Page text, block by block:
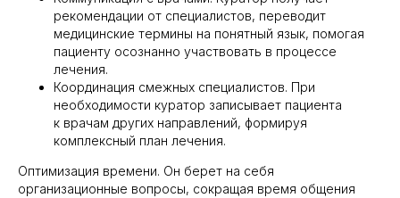
рекомендации от специалистов, переводит
медицинские термины на понятный язык, помогая
пациенту осознанно участвовать в процессе
лечения.
Координация смежных специалистов. При
необходимости куратор записывает пациента
к врачам других направлений, формируя
комплексный план лечения.
Оптимизация времени. Он берет на себя
организационные вопросы, сокращая время общения